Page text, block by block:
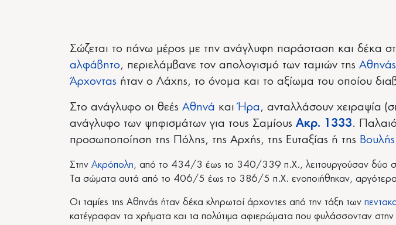
Σώζεται το πάνω μέρος με την ανάγλυφη παράσταση και δέκα
αλφάβητο, περιελάμβανε τον απολογισμό των ταμιών της Αθηνάς
Άρχοντας ήταν ο Λάχης, το όνομα και το αξίωμα του οποίου
Στο ανάγλυφο οι θεές Αθηνά καιΉρα, ανταλλάσουν χειραψία
ανάγλυφο των ψηφισμάτων για τους Σαμίους Ακρ. 1333.
προσωποποίηση της Πόλης, της Αρχής, της Ευταξίας ή της Βουλής
Στην Ακρόπολη, από το 434/3 έως το 340/339 π.Χ., λειτουργούσαν δύο
Τα σώματα αυτά από το 406/5 έως το 386/5 π.Χ. ενοποιήθηκαν, αργότερα
Οι ταμίες της Αθηνάς ήταν δέκα κληρωτοί άρχοντες από την τάξη των
κατέγραφαν τα χρήματα και τα πολύτιμα αφιερώματα που φυλάσσονταν